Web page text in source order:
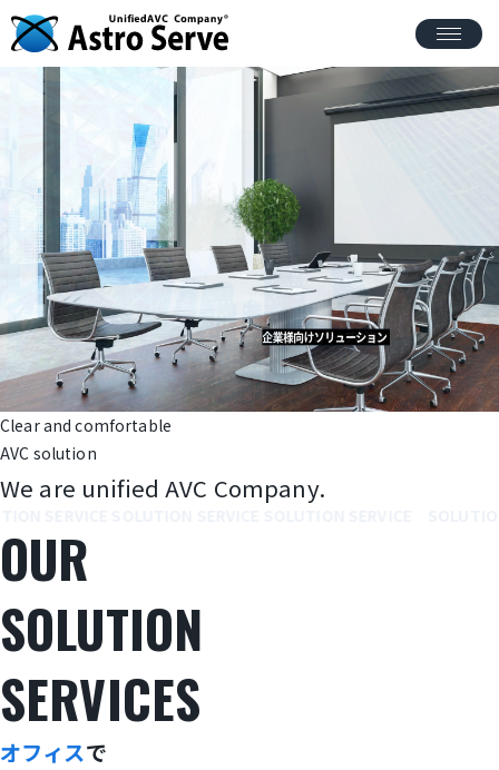
Clearand comfortable
AVC solution
We are unified AVC Company.
OUR
SOLUTION
SERVICES
オフィスで